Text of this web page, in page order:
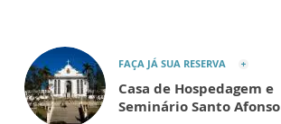
FAÇA JÁ SUA RESERVA
Casa de Hospedagem e
Seminário Santo Afonso